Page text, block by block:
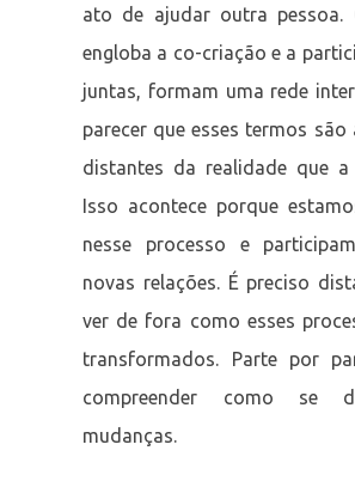
ato de ajudar outra pessoa.
engloba a co-criação e a
juntas, formam uma rede
parecer que esses termos
distantes da realidade que a
Isso acontece porque
nesse processo e
novas relações. É preciso
ver de fora como esses
transformados. Parte por
compreender como se
mudanças.